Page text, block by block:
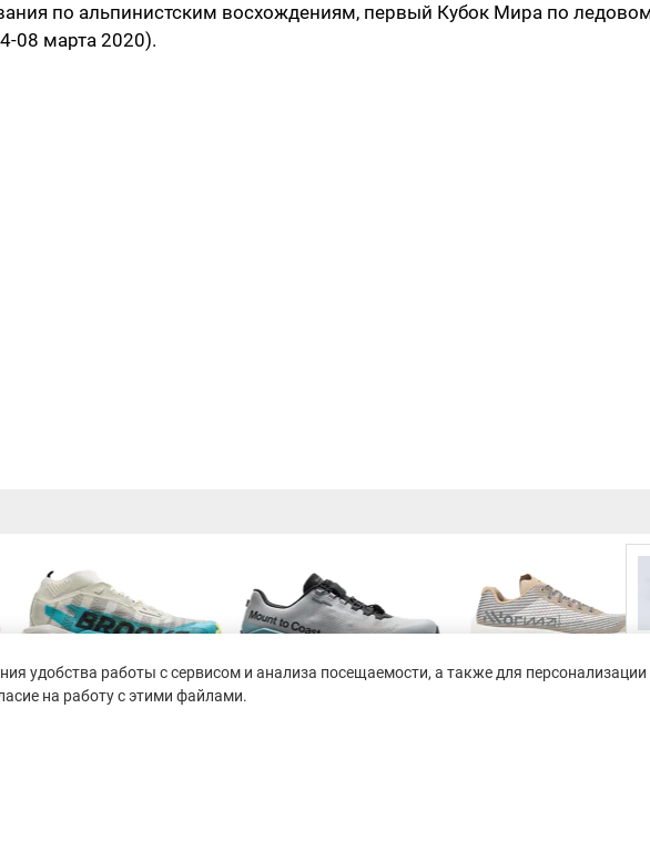
по альпинистским восхождениям, первый Кубок Мира по
08 марта 2020).
удобства работы с сервисом и анализа посещаемости, а также для персонализации
на работу с этими файлами.